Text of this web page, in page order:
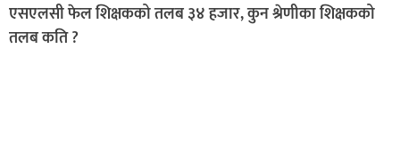
एसएलसी फेल शिक्षकको तलब ३४ हजार, कुन श्रेणीका शिक्षकको
तलब कति ?